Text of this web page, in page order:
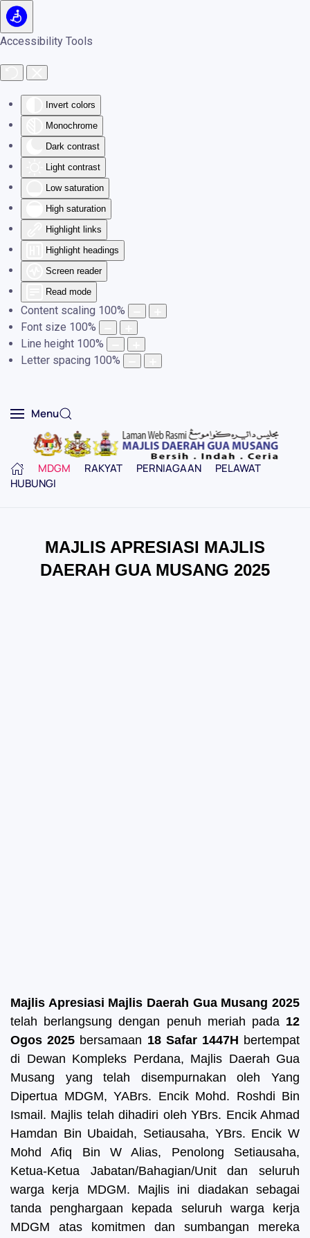
Accessibility Tools
Invert colors
Monochrome
Dark contrast
Light contrast
Low saturation
High saturation
Highlight links
Highlight headings
Screen reader
Read mode
Content scaling 100%
Font size 100%
Line height 100%
Letter spacing 100%
Skip to main content
Menu
MDGM RAKYAT PERNIAGAAN
PELAWAT
HUBUNGI
MAJLIS APRESIASI MAJLIS
DAERAH GUA MUSANG 2025
Majlis Apresiasi Majlis Daerah Gua Musang 2025
telah berlangsung dengan penuh meriah pada 12
Ogos 2025 bersamaan 18 Safar 1447H bertempat
di Dewan Kompleks Perdana, Majlis Daerah Gua
Musang yang telah disempurnakan oleh Yang
Dipertua MDGM, YABrs. Encik Mohd. Roshdi Bin
Ismail. Majlis telah dihadiri oleh YBrs. Encik Ahmad
Hamdan Bin Ubaidah, Setiausaha, YBrs. Encik W
Mohd Afiq Bin W Alias, Penolong Setiausaha,
Ketua-Ketua Jabatan/Bahagian/Unit dan seluruh
warga kerja MDGM. Majlis ini diadakan sebagai
tanda penghargaan kepada seluruh warga kerja
MDGM atas komitmen dan sumbangan mereka